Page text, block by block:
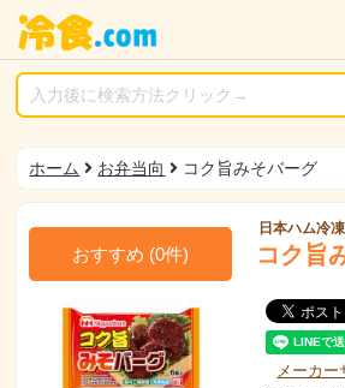
ホーム お弁当向 コク旨みそバーグ
おすすめ (0件)
日本ハム冷
コク旨
メーカー